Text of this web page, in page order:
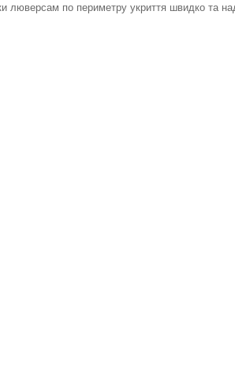
люверсам по периметру укриття швидко та